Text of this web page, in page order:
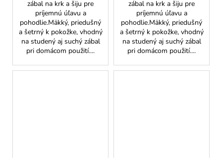
zábal na krk a šiju pre
príjemnú úľavu a
pohodlie.Mäkký, priedušný
a šetrný k pokožke, vhodný
na studený aj suchý zábal
pri domácom použití....
zábal na krk a šiju pre
príjemnú úľavu a
pohodlie.Mäkký, priedušný
a šetrný k pokožke, vhodný
na studený aj suchý zábal
pri domácom použití....